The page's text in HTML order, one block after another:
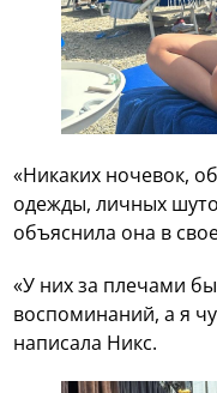
«Никаких ночевок,
одежды, личных
объяснила она в
«У них за плечами
воспоминаний, а я
написала Никс.